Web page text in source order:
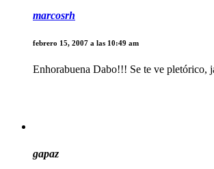
marcosrh
febrero 15, 2007 a las 10:49 am
Enhorabuena Dabo!!! Se te ve pletórico,
gapaz